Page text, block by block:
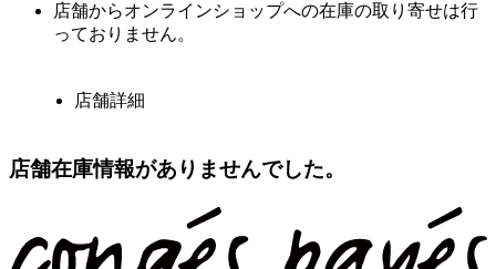
店舗からオンラインショップへの在庫の取り寄せは行
っておりません。
店舗詳細
店舗在庫情報がありませんでした。